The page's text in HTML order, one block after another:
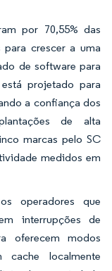
por 70,55% das
crescer a uma
de software para
projetado para
a confiança dos
de alta
marcas pelo SC
medidos em
operadores que
interrupções de
oferecem modos
localmente